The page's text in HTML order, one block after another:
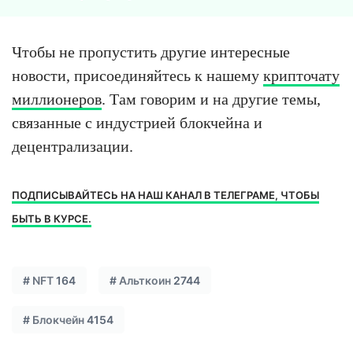
Чтобы не пропустить другие интересные
новости, присоединяйтесь к нашему крипточату
миллионеров. Там говорим и на другие темы,
связанные с индустрией блокчейна и
децентрализации.
ПОДПИСЫВАЙТЕСЬ НА НАШ КАНАЛ В ТЕЛЕГРАМЕ, ЧТОБЫ
БЫТЬ В КУРСЕ.
# NFT164 # Альткоин 2744
# Блокчейн4154